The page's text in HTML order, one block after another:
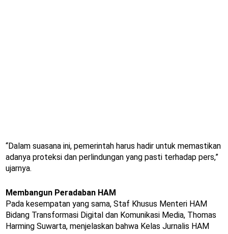
“Dalam suasana ini, pemerintah harus hadir untuk memastikan
adanya proteksi dan perlindungan yang pasti terhadap pers,”
ujarnya.
Membangun Peradaban HAM
Pada kesempatan yang sama, Staf Khusus Menteri HAM
Bidang Transformasi Digital dan Komunikasi Media, Thomas
Harming Suwarta, menjelaskan bahwa Kelas Jurnalis HAM